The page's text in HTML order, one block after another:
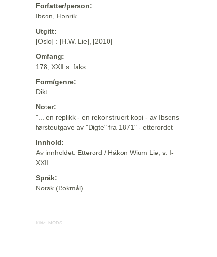
Forfatter/person:
Ibsen, Henrik
Utgitt:
[Oslo] : [H.W. Lie], [2010]
Omfang:
178, XXII s. faks.
Form/genre:
Dikt
Noter:
"... en replikk - en rekonstruert kopi - av Ibsens
førsteutgave av "Digte" fra 1871" - etterordet
Innhold:
Av innholdet: Etterord / Håkon Wium Lie, s. I-
XXII
Språk:
Norsk (Bokmål)
Kilde: MODS